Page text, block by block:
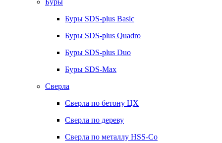
Буры
Буры SDS-plus Basic
Буры SDS-plus Quadro
Буры SDS-plus Duo
Буры SDS-Max
Сверла
Сверла по бетону ЦХ
Сверла по дереву
Сверла по металлу HSS-Co